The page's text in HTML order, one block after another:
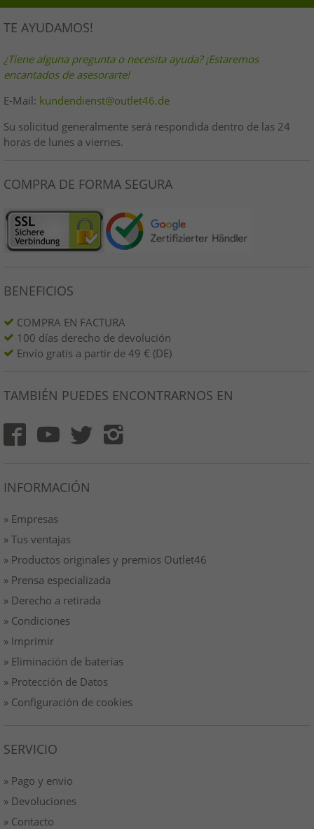
TE AYUDAMOS!
¿Tiene alguna pregunta o necesita ayuda? ¡Estaremos
encantados de asesorarte!
E-Mail: kundendienst@outlet46.de
Su solicitud generalmente será respondida dentro de las 24
horas de lunes a viernes.
COMPRA DE FORMA SEGURA
BENEFICIOS
COMPRA EN FACTURA
100 días derecho de devolución
Envío gratis a partir de 49 € (DE)
TAMBIÉN PUEDES ENCONTRARNOS EN
INFORMACIÓN
» Empresas
» Tus ventajas
» Productos originales y premios Outlet46
» Prensa especializada
» Derecho a retirada
» Condiciones
» Imprimir
» Eliminación de baterías
» Protección de Datos
» Configuración de cookies
SERVICIO
» Pago y envio
» Devoluciones
» Contacto